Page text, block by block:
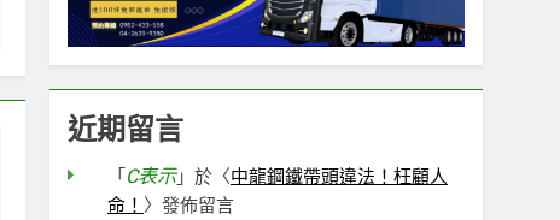
近期留言
「 C表示」於〈中龍鋼鐵帶頭違法！枉顧人
命！ 〉發佈留言